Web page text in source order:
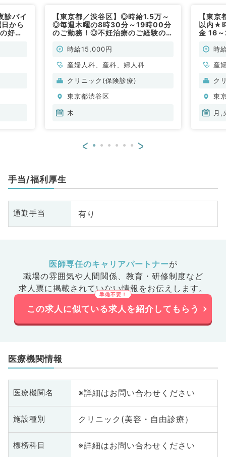
診バイ
から
好条
【東京都／渋谷区】◎時給1.5万～
◎毎週木曜の8時30分～19時00分
のご勤務！◎不妊治療のご経験のあ
科／非常勤）
時給15,000円
産婦人科、産科、婦人科
クリニック(保険診療)
東京都渋谷区
木
【東
以内★
金 16
科／非
時
産
ク
東
月,
< >
手当/福利厚生
通勤手当 有り
医師専任のキャリアパートナーが
職場の雰囲気や人間関係、 教育・研修制度など
求人票に掲載されていない情報をお伝えします。
この求人に似ている求人を紹介してもらう
医療機関情報
医療機関名 ※詳細はお問い合わせください
施設種別 クリニック(美容・自由診療）
標榜科目 ※詳細はお問い合わせください